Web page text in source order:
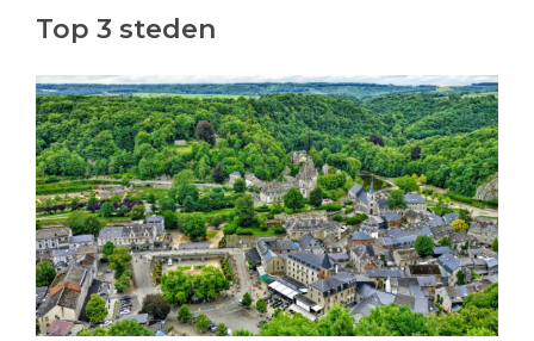
Top 3 steden